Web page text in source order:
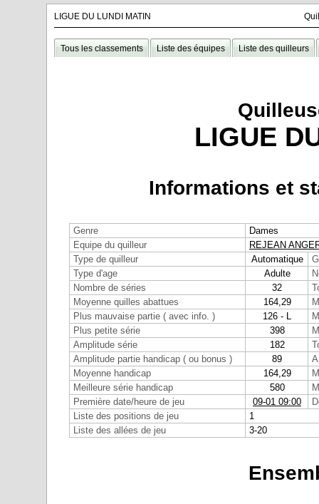
LIGUE DU LUNDI MATIN
Tous les classements Liste des équipes Liste des quilleurs
LIGUE
Informations et
Genre
Dames
Equipe du quilleur
REJEAN
Type de quilleur
Automatique
Type d'age
Adulte
Nombre de séries
32
Moyenne quilles abattues
164,29
Plus mauvaise partie ( avec info. )
126 - L
Plus petite série
398
Amplitude série
182
Amplitude partie handicap ( ou bonus )
89
Moyenne handicap
164,29
Meilleure série handicap
580
Première date/heure de jeu
09-01 09:00
Liste des positions de jeu
1
Liste des allées de jeu
3-20